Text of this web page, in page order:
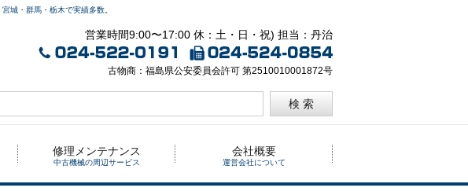
城・群馬・栃木で実績多数。
営業時間9:00〜17:00 休：土・日・祝) 担当：丹治
古物商：福島県公安委員会許可 第2510010001872号
検 索
修理メンテナンス
中古機械の周辺サービス
会社概要
運営会社について